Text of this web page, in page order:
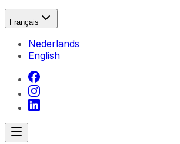
Français
Nederlands
English